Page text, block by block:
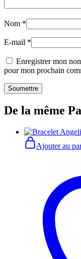
Nom *
E-mail *
Enregistrer mon
pour mon prochain
De la même
Ajouter au